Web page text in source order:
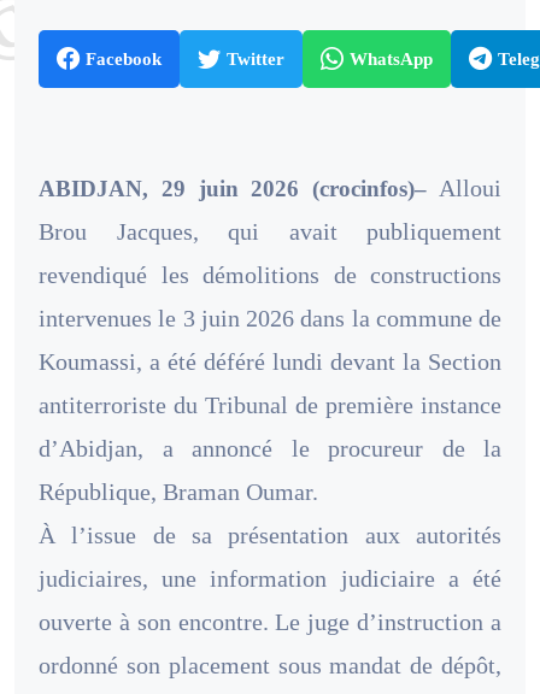
Facebook Twitter WhatsApp
ABIDJAN, 29 juin 2026 (crocinfos)– Alloui
Brou Jacques, qui avait publiquement
revendiqué les démolitions de constructions
intervenues le 3 juin 2026 dans la commune de
Koumassi, a été déféré lundi devant la Section
antiterroriste du Tribunal de première instance
d’Abidjan, a annoncé le procureur de la
République, Braman Oumar.
À l’issue de sa présentation aux autorités
judiciaires, une information judiciaire a été
ouverte à son encontre. Le juge d’instruction a
ordonné son placement sous mandat de dépôt,